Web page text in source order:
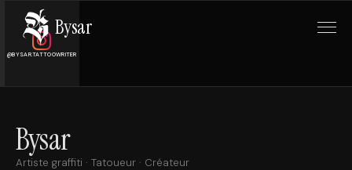
Bysar
@BYSAR.TATTOOWRITER
Bysar
Artiste graffiti · Tatoueur · Créateur